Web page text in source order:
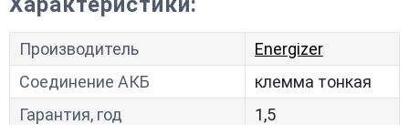
Производитель
Energizer
Соединение АКБ
клемма тонкая
Гарантия, год
1,5